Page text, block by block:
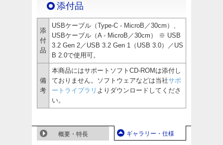
添付品
添
付
品
USBケーブル（Type-C - MicroB／30cm）、
USBケーブル（A - MicroB／30cm） ※ USB
3.2 Gen 2／USB 3.2 Gen 1（USB 3.0）／US
B 2.0で使用可。
備
考
本商品にはサポートソフトCD-ROMは添付し
ておりません。ソフトウェアなどは当社サポ
ートライブラリ よりダウンロードしてくださ
い。
概要・特長 ギャラリー・仕様